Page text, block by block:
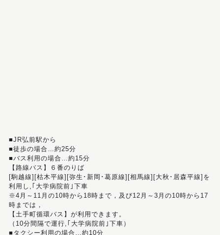
■JR弘前駅から
■徒歩の場合…約25分
■バス利用の場合…約15分
【路線バス】６番のりば
[駒越線][枯木平線][弥生･新岡･葛原線][相馬線][大秋･居森平線]を
利用し,｢大学病院前｣下車
※4月～11月の10時から18時まで，及び12月～3月の10時から17
時までは，
【土手町循環バス】が利用できます。
（10分間隔で運行,｢大学病院前｣下車）
■タクシー利用の場合…約10分